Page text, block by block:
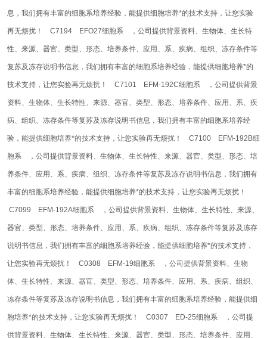
息，我们拥有丰富的细胞系培养经验，能提供细胞培养*的技术支持，让您实验
再无烦扰！ C7194 EFO27细胞系 ，公司提供背景资料、生物体、生长特
性、来源、器官、类型、形态、培养条件、应用、系、疾病、组织、冻存条件等
复苏及冻存说明书信息，我们拥有丰富的细胞系培养经验，能提供细胞培养*的
技术支持，让您实验再无烦扰！ C7101 EFM-192C细胞系 ，公司提供背景
资料、生物体、生长特性、来源、器官、类型、形态、培养条件、应用、系、疾
病、组织、冻存条件等复苏及冻存说明书信息，我们拥有丰富的细胞系培养经
验，能提供细胞培养*的技术支持，让您实验再无烦扰！ C7100 EFM-192B细
胞系 ，公司提供背景资料、生物体、生长特性、来源、器官、类型、形态、培
养条件、应用、系、疾病、组织、冻存条件等复苏及冻存说明书信息，我们拥有
丰富的细胞系培养经验，能提供细胞培养*的技术支持，让您实验再无烦扰！
C7099 EFM-192A细胞系 ， 公司提供背景资料、生物体、生长特性、来源、
器官、类型、形态、培养条件、应用、系、疾病、组织、冻存条件等复苏及冻存
说明书信息，我们拥有丰富的细胞系培养经验，能提供细胞培养*的技术支持，
让您实验再无烦扰！ C0308 EFM-19细胞系 ，公司提供背景资料、生物
体、生长特性、来源、器官、类型、形态、培养条件、应用、系、疾病、组织、
冻存条件等复苏及冻存说明书信息，我们拥有丰富的细胞系培养经验，能提供细
胞培养*的技术支持，让您实验再无烦扰！ C0307 ED-25细胞系 ，公司提
供背景资料、生物体、生长特性、来源、器官、类型、形态、培养条件、应用、